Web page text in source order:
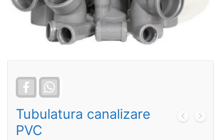
Facebook
Tubulatura canalizare
PVC